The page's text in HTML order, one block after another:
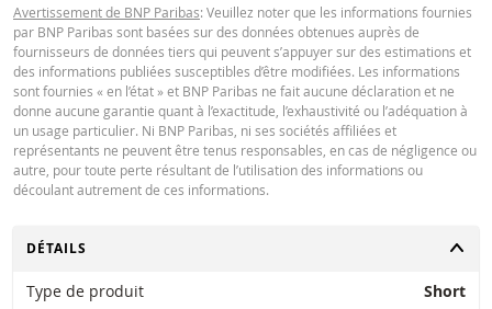
2026 18:37
journalière 1,84 229,476
24 juil.
2026 17:50
journalière 1,84 229,476
DOWNLOAD
Avertissement de BNP Paribas: Veuillez noter que les informations fournies
par BNP Paribas sont basées sur des données obtenues auprès de
fournisseurs de données tiers qui peuvent s’appuyer sur des estimations et
des informations publiées susceptibles d’être modifiées. Les informations
sont fournies « en l’état » et BNP Paribas ne fait aucune déclaration et ne
donne aucune garantie quant à l’exactitude, l’exhaustivité ou l’adéquation à
un usage particulier. Ni BNP Paribas, ni ses sociétés affiliées et
représentants ne peuvent être tenus responsables, en cas de négligence ou
autre, pour toute perte résultant de l’utilisation des informations ou
découlant autrement de ces informations.
CHANGER
DÉTAILS
Type de produit
Short